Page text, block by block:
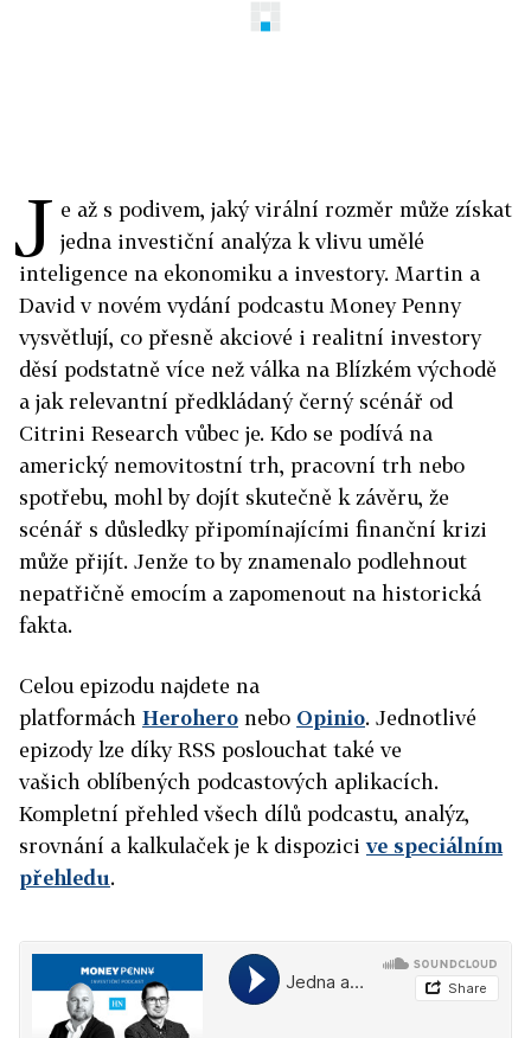
J e až s podivem, jaký virální rozměr může získat
jedna investiční analýza k vlivu umělé
inteligence na ekonomiku a investory. Martin a
David v novém vydání podcastu Money Penny
vysvětlují, co přesně akciové i realitní investory
děsí podstatně více než válka na Blízkém východě
a jak relevantní předkládaný černý scénář od
Citrini Research vůbec je. Kdo se podívá na
americký nemovitostní trh, pracovní trh nebo
spotřebu, mohl by dojít skutečně k závěru, že
scénář s důsledky připomínajícími finanční krizi
může přijít. Jenže to by znamenalo podlehnout
nepatřičně emocím a zapomenout na historická
fakta.
Celou epizodu najdete na
platformách Herohero nebo Opinio. Jednotlivé
epizody lze díky RSS poslouchat také ve
vašich oblíbených podcastových aplikacích.
Kompletní přehled všech dílů podcastu, analýz,
srovnání a kalkulaček je k dispozicive speciálním
přehledu.